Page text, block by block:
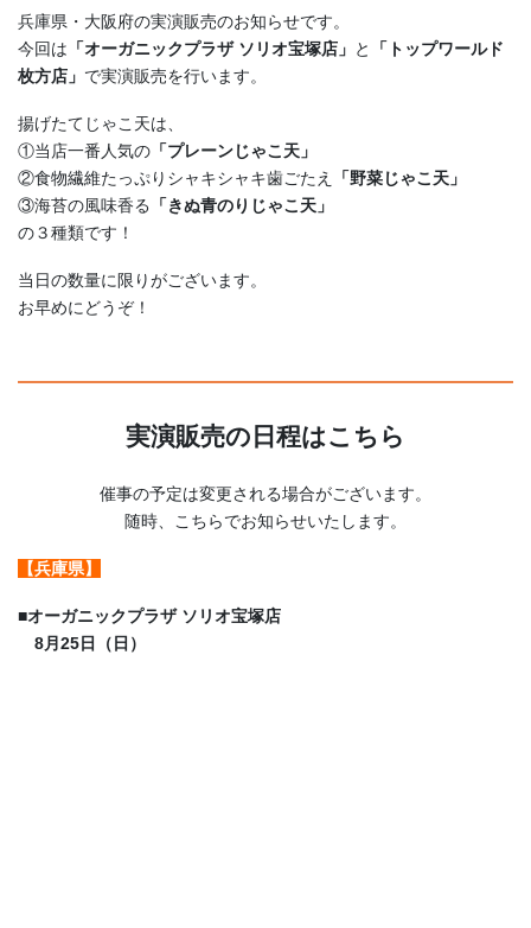
兵庫県・大阪府の実演販売のお知らせです。
今回は 「オーガニックプラザ ソリオ宝塚店」 と
「トップワールド
枚方店」 で実演販売を行います。
揚げたてじゃこ天は、
①当店一番人気の 「プレーンじゃこ天」
②食物繊維たっぷりシャキシャキ歯ごたえ
「野菜じゃこ天」
③海苔の風味香る
「きぬ青のりじゃこ天」
の３種類です！
当日の数量に限りがございます。
お早めにどうぞ！
実演販売の日程はこちら
催事の予定は変更される場合がございます。
随時、こちらでお知らせいたします。
【兵庫県】
■オーガニックプラザ ソリオ宝塚店
8月25日（日）